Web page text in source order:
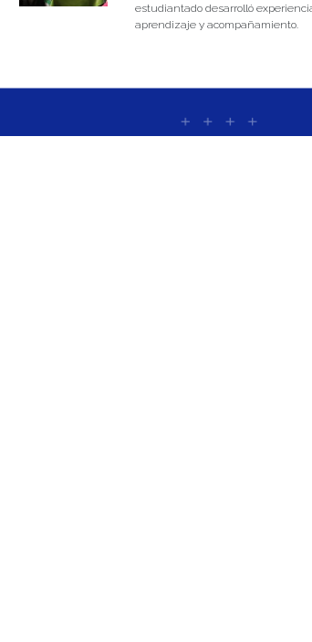
estudiantado desarrolló
aprendizaje y acompañamiento.